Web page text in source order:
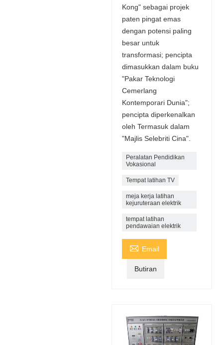
Kong" sebagai projek
paten pingat emas
dengan potensi paling
besar untuk
transformasi; pencipta
dimasukkan dalam buku
"Pakar Teknologi
Cemerlang
Kontemporari Dunia";
pencipta diperkenalkan
oleh Termasuk dalam
"Majlis Selebriti Cina".
Peralatan Pendidikan
Vokasional
Tempat latihan TV
meja kerja latihan
kejuruteraan elektrik
tempat latihan
pendawaian elektrik
 Email
Butiran